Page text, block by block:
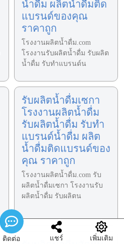
น้ำดื่ม ผลิตน้ำดื่มติด
แบรนด์ของคุณ
ราคาถูก
โรงงานผลิตน้ำดื่ม.com
โรงงานรับผลิตน้ำดื่ม รับผลิต
น้ำดื่ม รับทำแบรนด์น
รับผลิตน้ำดื่มเซกา
โรงงานผลิตน้ำดื่ม
รับผลิตน้ำดื่ม รับทำ
แบรนด์น้ำดื่ม ผลิต
น้ำดื่มติดแบรนด์ของ
คุณ ราคาถูก
โรงงานผลิตน้ำดื่ม.com รับ
ผลิตน้ำดื่มเซกา โรงงานรับ
ผลิตน้ำดื่ม รับผลิตน
ติดต่อ แชร์ เพิ่มเติม